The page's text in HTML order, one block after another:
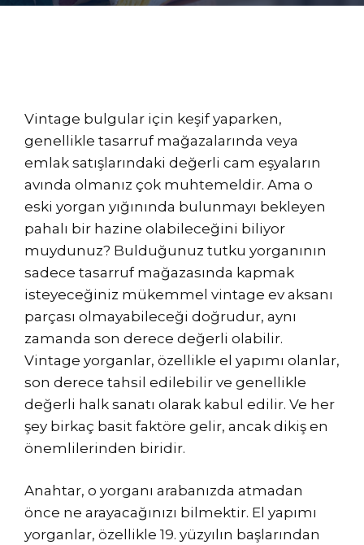
Vintage bulgular için keşif yaparken,
genellikle tasarruf mağazalarında veya
emlak satışlarındaki değerli cam eşyaların
avında olmanız çok muhtemeldir. Ama o
eski yorgan yığınında bulunmayı bekleyen
pahalı bir hazine olabileceğini biliyor
muydunuz? Bulduğunuz tutku yorganının
sadece tasarruf mağazasında kapmak
isteyeceğiniz mükemmel vintage ev aksanı
parçası olmayabileceği doğrudur, aynı
zamanda son derece değerli olabilir.
Vintage yorganlar, özellikle el yapımı olanlar,
son derece tahsil edilebilir ve genellikle
değerli halk sanatı olarak kabul edilir. Ve her
şey birkaç basit faktöre gelir, ancak dikiş en
önemlilerinden biridir.
Anahtar, o yorganı arabanızda atmadan
önce ne arayacağınızı bilmektir. El yapımı
yorganlar, özellikle 19. yüzyılın başlarından